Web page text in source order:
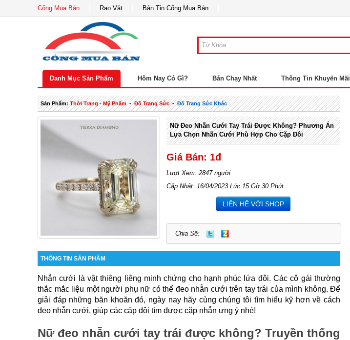
Cổng Mua Bán Rao Vặt Bản Tin Cổng Mua Bán
Danh Mục Sản Phẩm Hôm Nay Có Gì? Bán Chạy Nhất Thông Tin Khuyến Mãi
Sản Phẩm:Thời Trang - Mỹ Phẩm-Đồ Trang Sức-Đồ Trang Sức Khác
Nữ Đeo Nhẫn Cưới Tay Trái Được Không? Phương Án
Lựa Chọn Nhẫn Cưới Phù Hợp Cho Cặp Đôi
Giá Bán: 1đ
Lượt Xem: 2847 người
Cập Nhật: 16/04/2023 Lúc 15 Gờ 30 Phút
LIÊN HỆ VỚI SHOP
Chia Sẽ:
THÔNG TIN SẢN PHẨM
Nhẫn cưới là vật thiêng liêng minh chứng cho hạnh phúc lứa đôi. Các cô gái thường
thắc mắc liệu một người phụ nữ có thể đeo nhẫn cưới trên tay trái của mình không. Để
giải đáp những băn khoăn đó, ngày nay hãy cùng chúng tôi tìm hiểu kỹ hơn về cách
đeo nhẫn cưới, giúp các cặp đôi tìm được cặp nhẫn ưng ý nhé!
Nữ đeo nhẫn cưới tay trái được không? Truyền thống